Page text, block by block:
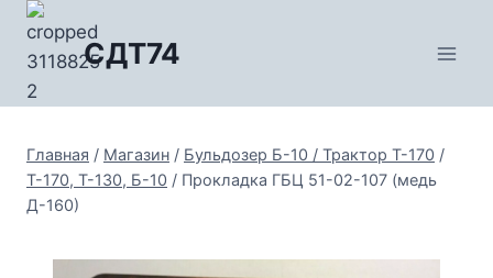
Перейти
содержимому
СДТ74
Главная / Магазин / Бульдозер Б-10 / Трактор Т-170 /
Т-170, Т-130, Б-10 / Прокладка ГБЦ 51-02-107 (медь
Д-160)